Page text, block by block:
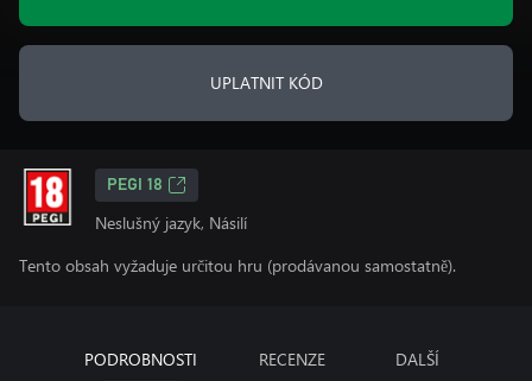
UPLATNIT KÓD
PEGI 18
Neslušný jazyk, Násilí
Tento obsah vyžaduje určitou hru (prodávanou samostatně).
PODROBNOSTI RECENZE DALŠÍ